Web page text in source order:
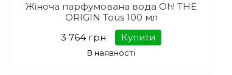
Жіноча парфумована вода Oh! THE
ORIGIN Tous 100 мл
3 764 грн
Купити
В наявності